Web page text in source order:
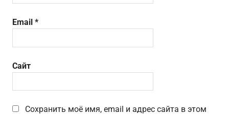
Email *
Сайт
Сохранить моё имя, email и адрес сайта в этом